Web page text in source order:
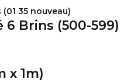
6 Brins (500-599)
x 1m)